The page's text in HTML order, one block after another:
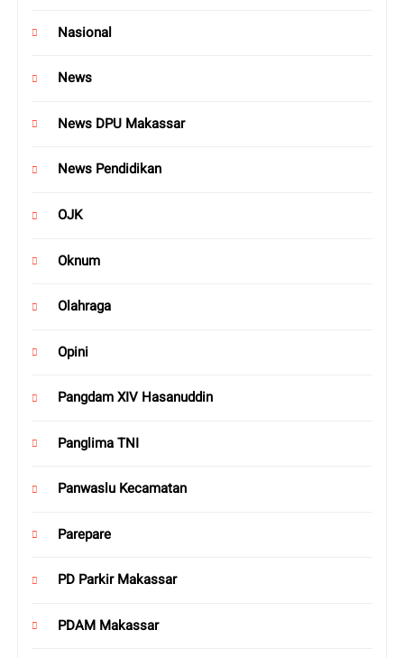
Nasional
News
News DPU Makassar
News Pendidikan
OJK
Oknum
Olahraga
Opini
Pangdam XIV Hasanuddin
Panglima TNI
Panwaslu Kecamatan
Parepare
PD Parkir Makassar
PDAM Makassar